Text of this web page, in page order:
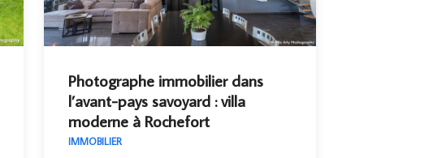
Photographe immobilier dans
l’avant-pays savoyard : villa
moderne à Rochefort
IMMOBILIER